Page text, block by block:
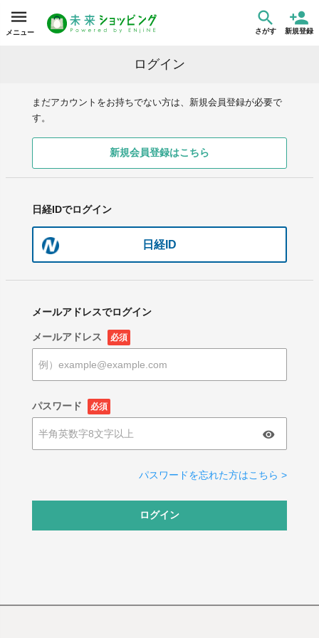
メニュー さがす 新規登録
ログイン
まだアカウントをお持ちでない方は、新規会員登録が必要で
す。
新規会員登録はこちら
日経IDでログイン
日経ID
メールアドレスでログイン
メールアドレス 必須
パスワード 必須
パスワードを忘れた方はこちら >
ログイン